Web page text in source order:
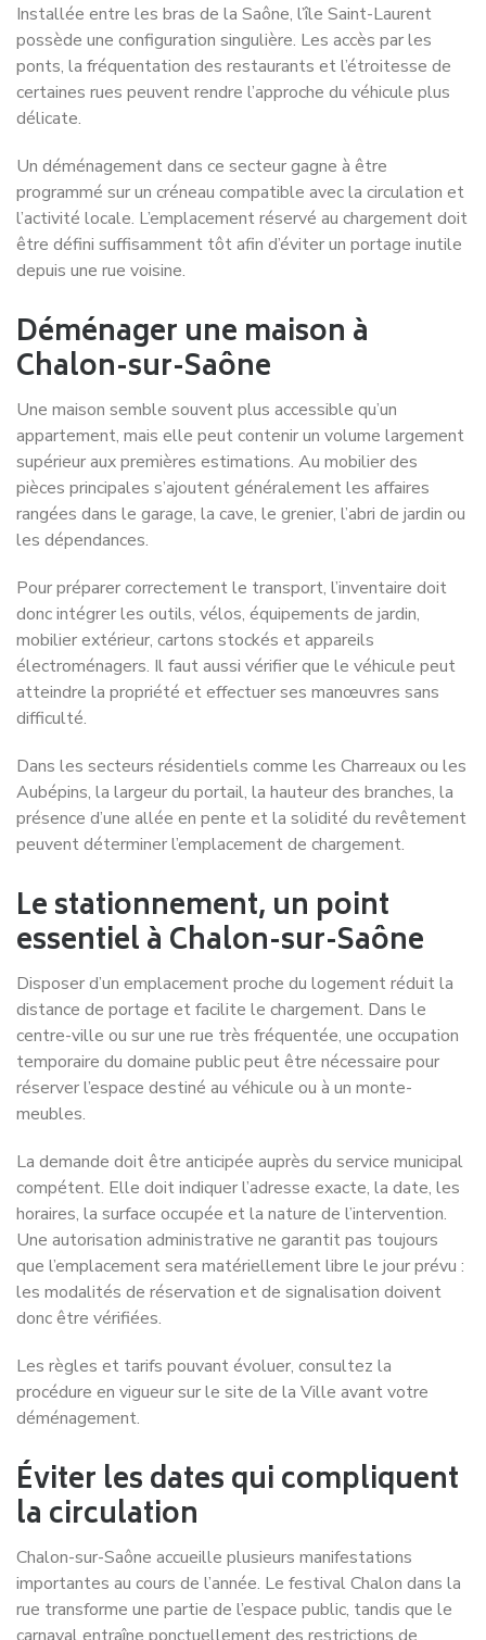
Installée entre les bras de la Saône, l’île Saint-Laurent
possède une configuration singulière. Les accès par les
ponts, la fréquentation des restaurants et l’étroitesse de
certaines rues peuvent rendre l’approche du véhicule plus
délicate.
Un déménagement dans ce secteur gagne à être
programmé sur un créneau compatible avec la circulation et
l’activité locale. L’emplacement réservé au chargement doit
être défini suffisamment tôt afin d’éviter un portage inutile
depuis une rue voisine.
Déménager une maison à
Chalon-sur-Saône
Une maison semble souvent plus accessible qu’un
appartement, mais elle peut contenir un volume largement
supérieur aux premières estimations. Au mobilier des
pièces principales s’ajoutent généralement les affaires
rangées dans le garage, la cave, le grenier, l’abri de jardin ou
les dépendances.
Pour préparer correctement le transport, l’inventaire doit
donc intégrer les outils, vélos, équipements de jardin,
mobilier extérieur, cartons stockés et appareils
électroménagers. Il faut aussi vérifier que le véhicule peut
atteindre la propriété et effectuer ses manœuvres sans
difficulté.
Dans les secteurs résidentiels comme les Charreaux ou les
Aubépins, la largeur du portail, la hauteur des branches, la
présence d’une allée en pente et la solidité du revêtement
peuvent déterminer l’emplacement de chargement.
Le stationnement, un point
essentiel à Chalon-sur-Saône
Disposer d’un emplacement proche du logement réduit la
distance de portage et facilite le chargement. Dans le
centre-ville ou sur une rue très fréquentée, une occupation
temporaire du domaine public peut être nécessaire pour
réserver l’espace destiné au véhicule ou à un monte-
meubles.
La demande doit être anticipée auprès du service municipal
compétent. Elle doit indiquer l’adresse exacte, la date, les
horaires, la surface occupée et la nature de l’intervention.
Une autorisation administrative ne garantit pas toujours
que l’emplacement sera matériellement libre le jour prévu :
les modalités de réservation et de signalisation doivent
donc être vérifiées.
Les règles et tarifs pouvant évoluer, consultez la
procédure en vigueur sur le site de la Ville avant votre
déménagement.
Éviter les dates qui compliquent
la circulation
Chalon-sur-Saône accueille plusieurs manifestations
importantes au cours de l’année. Le festival Chalon dans la
rue transforme une partie de l’espace public, tandis que le